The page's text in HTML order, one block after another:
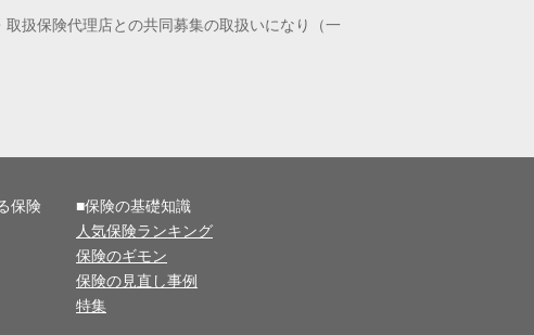
扱保険代理店との共同募集の取扱いになり（一
保険
■保険の基礎知識
人気保険ランキング
保険のギモン
保険の見直し事例
特集